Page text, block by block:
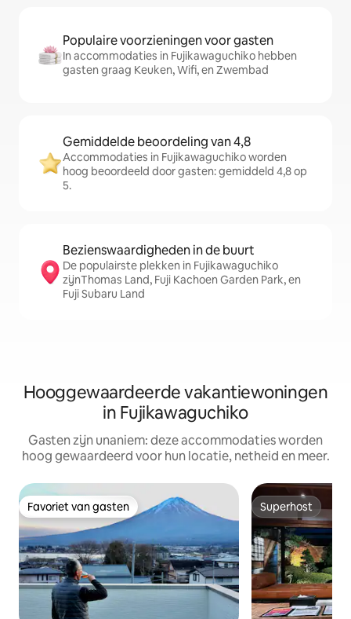
Populaire voorzieningen voor gasten
In accommodaties in Fujikawaguchiko hebben
gasten graag Keuken, Wifi, en Zwembad
Gemiddelde beoordeling van 4,8
Accommodaties in Fujikawaguchiko worden
hoog beoordeeld door gasten: gemiddeld 4,8 op
5.
Bezienswaardigheden in de buurt
De populairste plekken in Fujikawaguchiko
zijnThomas Land, Fuji Kachoen Garden Park, en
Fuji Subaru Land
Hooggewaardeerde vakantiewoningen
in Fujikawaguchiko
Gasten zijn unaniem: deze accommodaties worden
hoog gewaardeerd voor hun locatie, netheid en meer.
Favoriet van gasten
Favoriet van gasten Superhost
Superhost